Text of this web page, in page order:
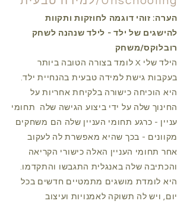
הערה: זוהי דוגמה לחוזקות ותקוות
להישגים של ילד - לילד שנהנה לשחק
רובלוקס/משחק
הילד שלי X לומד בצורה הטובה ביותר
בעקבות גישת למידה טבעית בהנחיית ילד.
היא הוכיחה כישורה בלקיחת אחריות על
החינוך שלה על ידי ביצוע הגישה שלה
תחומי
עניין - כרגע תחומי העניין שלה הם משחקים
מקוונים - בכך שהיא מאפשרת לה לעקוב
אחר תחומי העניין האלה כישורי הקריאה
והכתיבה שלה באנגלית התגבשו והתקדמו.
היא לומדת מושגים מתמטיים חדשים בכל
יום, ויש לה תשוקה לאמנויות ועיצוב